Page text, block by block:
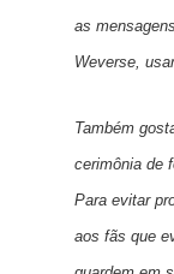
as
Weverse,
Também
cerimônia de
Para evitar
aos fãs que